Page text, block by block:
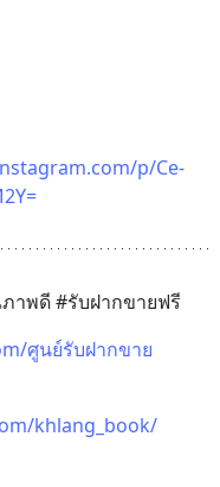
p/Ce-
าพดี #รับฝากขายฟรี
ศูนย์รับฝากขาย
khlang_book/